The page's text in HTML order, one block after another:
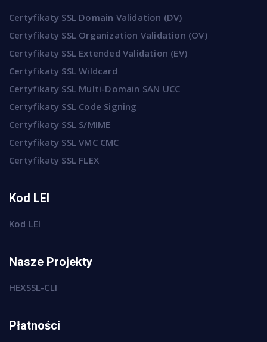
Certyfikaty SSL Domain Validation (DV)
Certyfikaty SSL Organization Validation (OV)
Certyfikaty SSL Extended Validation (EV)
Certyfikaty SSL Wildcard
Certyfikaty SSL Multi-Domain SAN UCC
Certyfikaty SSL Code Signing
Certyfikaty SSL S/MIME
Certyfikaty SSL VMC CMC
Certyfikaty SSL FLEX
Kod LEI
Kod LEI
Nasze Projekty
HEXSSL-CLI
Płatności